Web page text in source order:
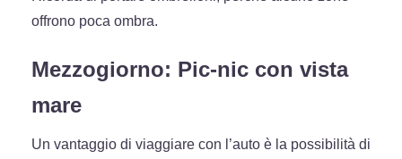
offrono poca ombra.
Mezzogiorno: Pic-nic con vista
mare
Un vantaggio di viaggiare con l’auto è la possibilità di